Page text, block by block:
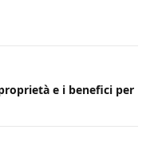
e i benefici per